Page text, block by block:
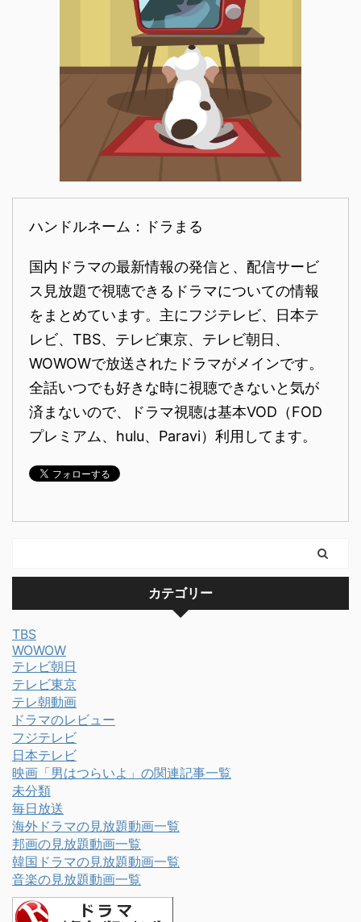
ハンドルネーム：ドラまる
国内ドラマの最新情報の発信と、配信サービ
ス見放題で視聴できるドラマについての情報
をまとめています。主にフジテレビ、日本テ
レビ、TBS、テレビ東京、テレビ朝日、
WOWOWで放送されたドラマがメインです。
全話いつでも好きな時に視聴できないと気が
済まないので、ドラマ視聴は基本VOD（FOD
プレミアム、hulu、Paravi）利用してます。
カテゴリー
TBS
WOWOW
テレビ朝日
テレビ東京
テレ朝動画
ドラマのレビュー
フジテレビ
日本テレビ
映画「男はつらいよ」の関連記事一覧
未分類
毎日放送
海外ドラマの見放題動画一覧
邦画の見放題動画一覧
韓国ドラマの見放題動画一覧
音楽の見放題動画一覧